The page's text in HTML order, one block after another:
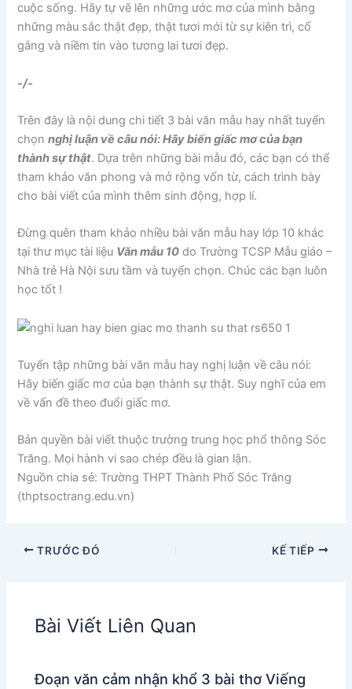
cuộc sống. Hãy tự vẽ lên những ước mơ của mình bằng
những màu sắc thật đẹp, thật tươi mới từ sự kiên trì, cố
gắng và niềm tin vào tương lai tươi đẹp.
-/-
Trên đây là nội dung chi tiết 3 bài văn mẫu hay nhất tuyển
chọnnghị luận về câu nói: Hãy biến giấc mơ của bạn
thành sự thật. Dựa trên những bài mẫu đó, các bạn có thể
tham khảo văn phong và mở rộng vốn từ, cách trình bày
cho bài viết của mình thêm sinh động, hợp lí.
Đừng quên tham khảo nhiều bài văn mẫu hay lớp 10 khác
tại thư mục tài liệu Văn mẫu 10 do Trường TCSP Mẫu giáo –
Nhà trẻ Hà Nội sưu tầm và tuyển chọn. Chúc các bạn luôn
học tốt !
Tuyển tập những bài văn mẫu hay nghị luận về câu nói:
Hãy biến giấc mơ của bạn thành sự thật. Suy nghĩ của em
về vấn đề theo đuổi giấc mơ.
Bản quyền bài viết thuộc trường trung học phổ thông Sóc
Trăng. Mọi hành vi sao chép đều là gian lận.
Nguồn chia sẻ: Trường THPT Thành Phố Sóc Trăng
(thptsoctrang.edu.vn)
TRƯỚC ĐÓ KẾ TIẾP
Bài Viết Liên Quan
Đoạn văn cảm nhận khổ 3 bài thơ Viếng